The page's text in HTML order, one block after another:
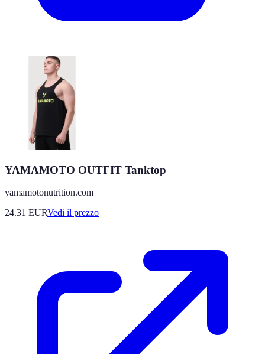
YAMAMOTO OUTFIT Tanktop
yamamotonutrition.com
24.31 EURVedi il prezzo